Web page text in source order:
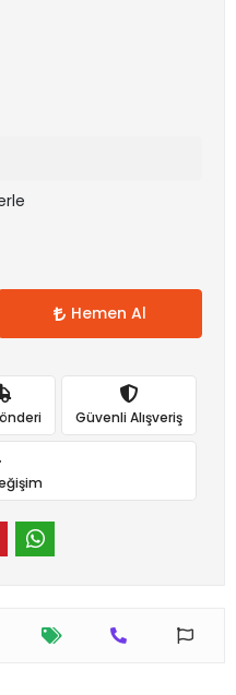
Hemen Al
Güvenli Alışveriş